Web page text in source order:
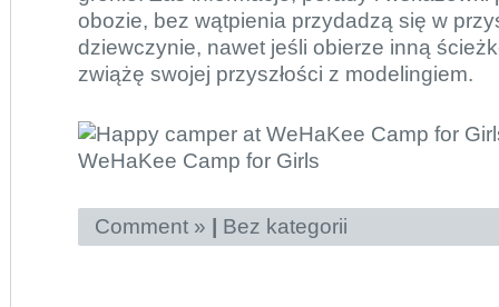
obozie, bez wątpienia przydadzą się w
dziewczynie, nawet jeśli obierze inną
zwiążę swojej przyszłości z modelingiem.
Comment » Bez kategorii